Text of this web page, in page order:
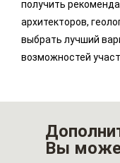
получить
архитекторов,
выбрать лучший
возможностей
Вы